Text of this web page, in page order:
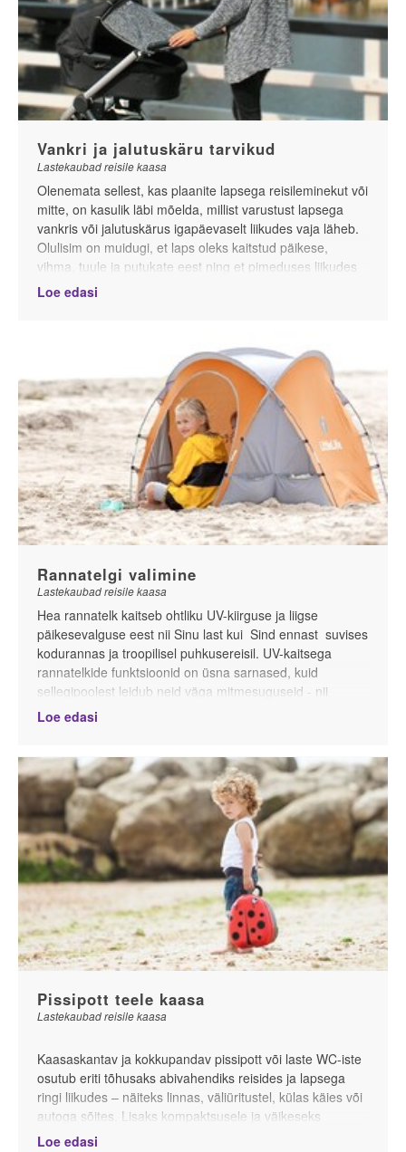
Trunki BoostApak
Vankri ja jalutuskäru tarvikud
Lastekaubad reisile kaasa
Olenemata sellest, kas plaanite lapsega reisileminekut või
mitte, on kasulik läbi mõelda, millist varustust lapsega
vankris või jalutuskärus igapäevaselt liikudes vaja läheb.
Olulisim on muidugi, et laps oleks kaitstud päikese,
vihma, tuule ja putukate eest ning et pimeduses liikudes
oleksite tee peal nähtavad. Kuid leidub veel palju olulist
Loe edasi
Rannatelgi valimine
Lastekaubad reisile kaasa
Hea rannatelk kaitseb ohtliku UV-kiirguse ja liigse
päikesevalguse eest nii Sinu last kui Sind ennast suvises
kodurannas ja troopilisel puhkusereisil. UV-kaitsega
rannatelkide funktsioonid on üsna sarnased, kuid
sellegipoolest leidub neid väga mitmesuguseid - nii
suuruse, kaalu, suletavuse, õhuventilatsiooni kui
võrdleme neid ülevaatlikkuse huvides ka tabelivormis.
Loe edasi
Pissipott teele kaasa
Lastekaubad reisile kaasa
Kaasaskantav ja kokkupandav pissipott või laste WC-iste
osutub eriti tõhusaks abivahendiks reisides ja lapsega
ringi liikudes – näiteks linnas, väliüritustel, külas käies või
autoga sõites. Lisaks kompaktsusele ja väikeseks
kokkupanemise võimalusele on lapse oma suuruses
Loe edasi